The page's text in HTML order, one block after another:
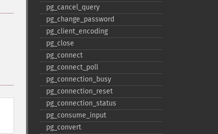
pg_​cancel_​query
pg_​change_​password
pg_​client_​encoding
pg_​close
pg_​connect
pg_​connect_​poll
pg_​connection_​busy
pg_​connection_​reset
pg_​connection_​status
pg_​consume_​input
pg_​convert